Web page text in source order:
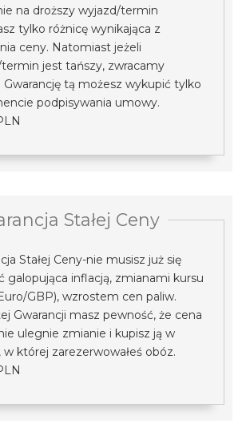
na droższy wyjazd/termin
tylko różnicę wynikająca z
ceny. Natomiast jeżeli
jest tańszy, zwracamy
Gwarancję tą możesz wykupić tylko
podpisywania umowy.
Stałej Ceny
Stałej Ceny-nie musisz już się
galopująca inflacją, zmianami kursu
GBP), wzrostem cen paliw.
Gwarancji masz pewność, że cena
ulegnie zmianie i kupisz ją w
w której zarezerwowałeś obóz.